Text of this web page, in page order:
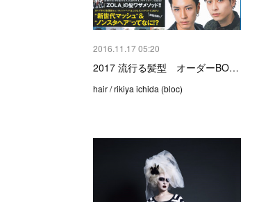
2016.11.17 05:20
2017 流行る髪型 オーダーBO…
hair / rikiya ichida (bloc)